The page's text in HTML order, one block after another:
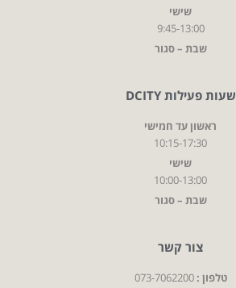
שישי
9:45-13:00
שבת – סגור
שעות פעילות DCITY
ראשון עד חמישי
10:15-17:30
שישי
10:00-13:00
שבת – סגור
צור קשר
טלפון : 073-7062200